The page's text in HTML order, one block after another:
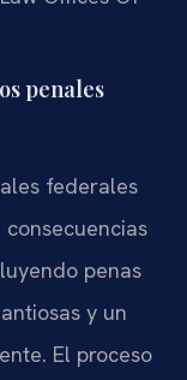
penales
federales
penas
y un
El proceso